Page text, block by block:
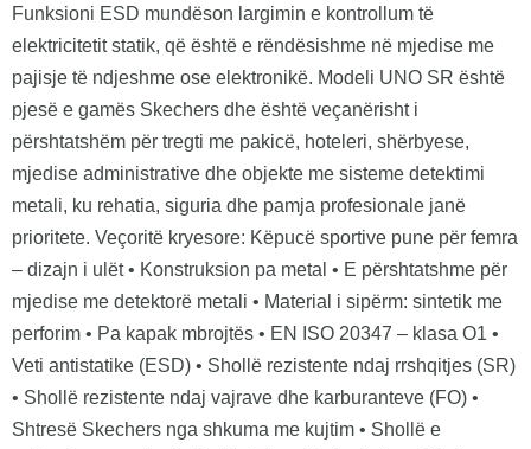
Funksioni ESD mundëson largimin e kontrollum të
elektricitetit statik, që është e rëndësishme në mjedise me
pajisje të ndjeshme ose elektronikë. Modeli UNO SR është
pjesë e gamës Skechers dhe është veçanërisht i
përshtatshëm për tregti me pakicë, hoteleri, shërbyese,
mjedise administrative dhe objekte me sisteme detektimi
metali, ku rehatia, siguria dhe pamja profesionale janë
prioritete. Veçoritë kryesore: Këpucë sportive pune për femra
– dizajn i ulët • Konstruksion pa metal • E përshtatshme për
mjedise me detektorë metali • Material i sipërm: sintetik me
perforim • Pa kapak mbrojtës • EN ISO 20347 – klasa O1 •
Veti antistatike (ESD) • Shollë rezistente ndaj rrshqitjes (SR)
• Shollë rezistente ndaj vajrave dhe karburanteve (FO) •
Shtresë Skechers nga shkuma me kujtim • Shollë e